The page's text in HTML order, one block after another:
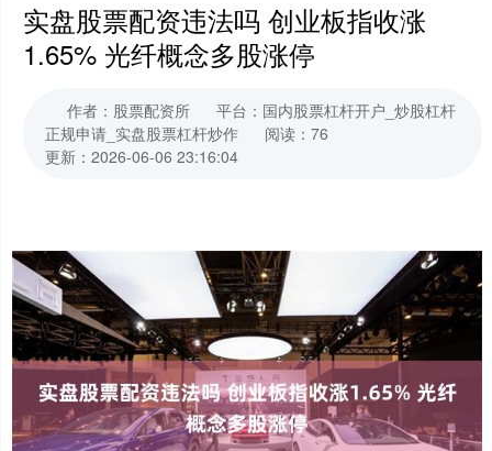
实盘股票配资违法吗 创业板指收涨
1.65% 光纤概念多股涨停
作者：股票配资所
平台：国内股票杠杆开户_炒股杠杆
正规申请_实盘股票杠杆炒作
阅读：76
更新：2026-06-06 23:16:04